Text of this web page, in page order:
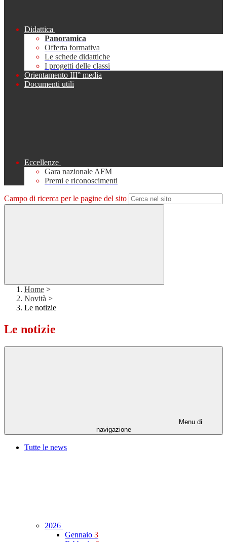
Didattica
Panoramica
Offerta formativa
Le schede didattiche
I progetti delle classi
Orientamento III° media
Documenti utili
Eccellenze
Gara nazionale AFM
Premi e riconoscimenti
Campo di ricerca per le pagine del sito
Home >
Novità >
Le notizie
Le notizie
Menu di
navigazione
Tutte le news
2026
Gennaio 3